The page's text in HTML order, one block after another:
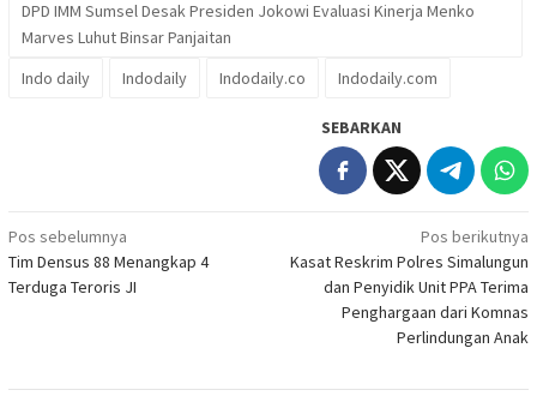
DPD IMM Sumsel Desak Presiden Jokowi Evaluasi Kinerja Menko
Marves Luhut Binsar Panjaitan
Indo daily
Indodaily Indodaily.co Indodaily.com
SEBARKAN
Navigasi
pos
Pos sebelumnya
Tim Densus 88 Menangkap 4
Terduga Teroris JI
Pos berikutnya
Kasat Reskrim Polres Simalungun
dan Penyidik Unit PPA Terima
Penghargaan dari Komnas
Perlindungan Anak